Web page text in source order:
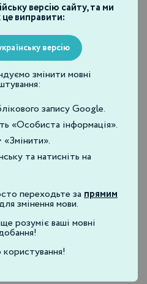
в Emet
сегодня и
трендами, выбираем
новые семинары, чтобы
своих пациентов. На
в Днепре 22
версію сайту, та ми
виправити:
версію
змінити мовні
запису Google.
«Особиста інформація».
та натисніть на
переходьте за прямим
змінення мови.
розуміє ваші мовні